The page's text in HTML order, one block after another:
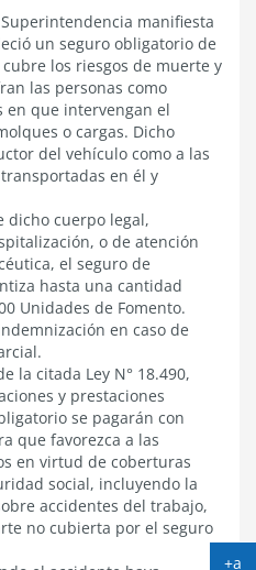
manifiesta
un seguro obligatorio de
los riesgos de muerte y
las personas como
en que intervengan el
o cargas. Dicho
del vehículo como a las
en él y
dicho cuerpo legal,
o de atención
el seguro de
hasta una cantidad
Unidades de Fomento.
en caso de
la citada Ley N° 18.490,
y prestaciones
se pagarán con
que favorezca a las
en virtud de coberturas
social, incluyendo la
accidentes del trabajo,
no cubierta por el seguro
+a